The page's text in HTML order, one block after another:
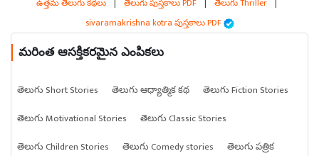
ఉత్తమ తెలుగు కథలు | తెలుగు పుస్తకాలు PDF | తెలుగు Thriller |
sivaramakrishna kotra పుస్తకాలు PDF
మరింత ఆసక్తికరమైన ఎంపికలు
తెలుగు Short Stories తెలుగు ఆధ్యాత్మిక కథ
తెలుగు Fiction Stories
తెలుగు Motivational Stories
తెలుగు Classic Stories
తెలుగు Children Stories
తెలుగు Comedy stories
తెలుగు పత్రిక